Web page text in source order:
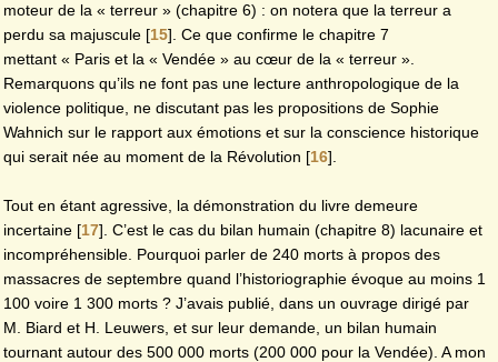
moteur de la « terreur » (chapitre 6) : on notera que la terreur a
perdu sa majuscule [15]. Ce que confirme le chapitre 7
mettant « Paris et la « Vendée » au cœur de la « terreur ».
Remarquons qu’ils ne font pas une lecture anthropologique de la
violence politique, ne discutant pas les propositions de Sophie
Wahnich sur le rapport aux émotions et sur la conscience historique
qui serait née au moment de la Révolution [16].
Tout en étant agressive, la démonstration du livre demeure
incertaine [17] . C’est le cas du bilan humain (chapitre 8) lacunaire et
incompréhensible. Pourquoi parler de 240 morts à propos des
massacres de septembre quand l’historiographie évoque au moins 1
100 voire 1 300 morts ? J’avais publié, dans un ouvrage dirigé par
M. Biard et H. Leuwers, et sur leur demande, un bilan humain
tournant autour des 500 000 morts (200 000 pour la Vendée). A mon